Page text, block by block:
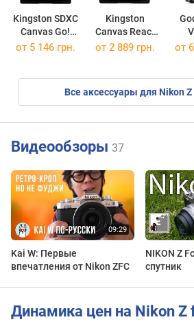
Kingston SDXC
Canvas Go!
Plus Gen4
Kingston
Canvas React
Plus V60 SD
от 5 146 грн. от 2 889 грн. от
Все аксессуары для Nikon
Видеообзоры 37
Kai W: Первые
впечатления от Nikon ZFC
NIKON Z
спутник
Динамика цен на Nikon Z